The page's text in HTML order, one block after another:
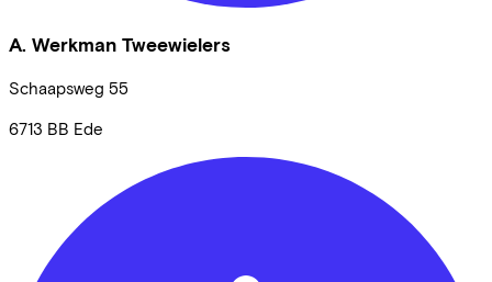
A. Werkman Tweewielers
Schaapsweg 55
6713 BB Ede